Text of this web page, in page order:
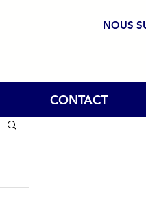
NOUS
CONTACT